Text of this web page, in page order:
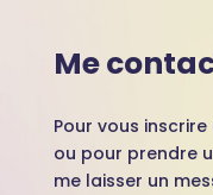
Me
Pour vous
ou pour prendre
me laisser un